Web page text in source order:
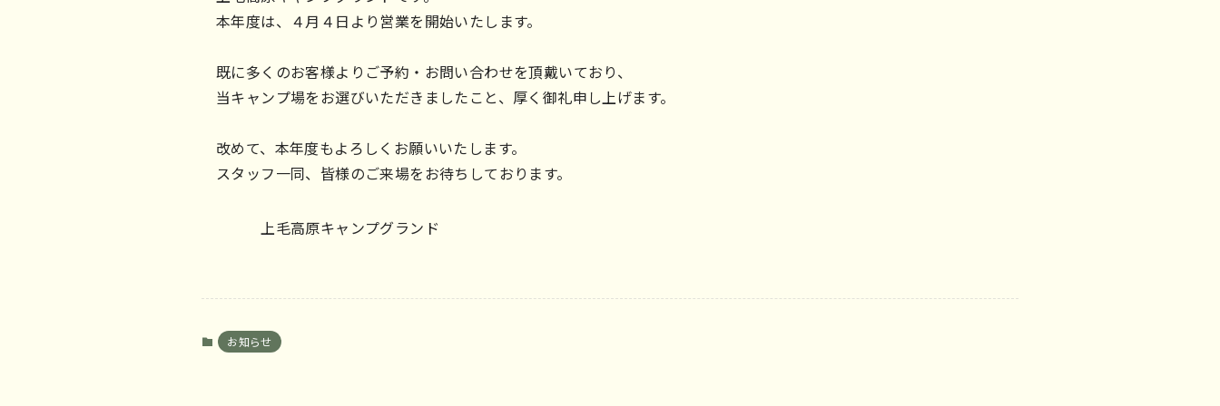
本年度は、４月４日より営業を開始いたします。
既に多くのお客様よりご予約・お問い合わせを頂戴いており、
当キャンプ場をお選びいただきましたこと、厚く御礼申し上げます。
改めて、本年度もよろしくお願いいたします。
スタッフ一同、皆様のご来場をお待ちしております。
上毛高原キャンプグランド
お知らせ